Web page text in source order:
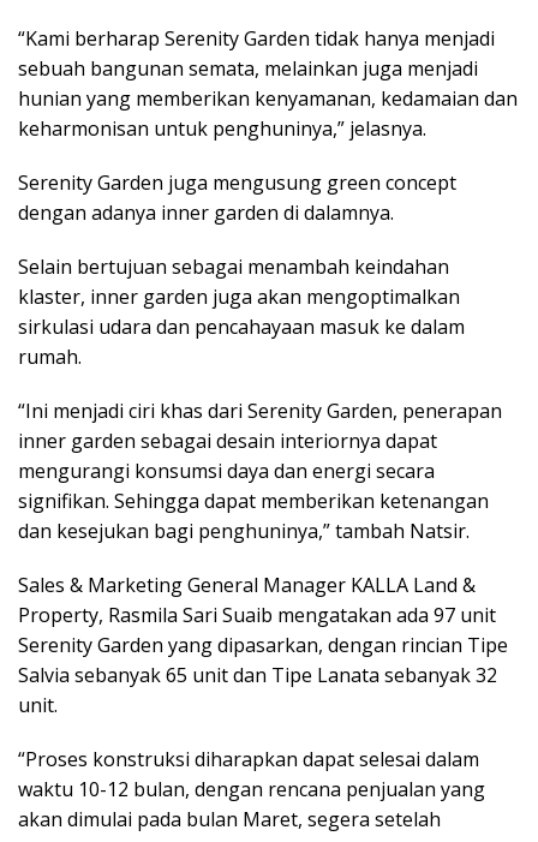
“Kami berharap Serenity Garden tidak hanya menjadi
sebuah bangunan semata, melainkan juga menjadi
hunian yang memberikan kenyamanan, kedamaian dan
keharmonisan untuk penghuninya,” jelasnya.
Serenity Garden juga mengusung green concept
dengan adanya inner garden di dalamnya.
Selain bertujuan sebagai menambah keindahan
klaster, inner garden juga akan mengoptimalkan
sirkulasi udara dan pencahayaan masuk ke dalam
rumah.
“Ini menjadi ciri khas dari Serenity Garden, penerapan
inner garden sebagai desain interiornya dapat
mengurangi konsumsi daya dan energi secara
signifikan. Sehingga dapat memberikan ketenangan
dan kesejukan bagi penghuninya,” tambah Natsir.
Sales & Marketing General Manager KALLA Land &
Property, Rasmila Sari Suaib mengatakan ada 97 unit
Serenity Garden yang dipasarkan, dengan rincian Tipe
Salvia sebanyak 65 unit dan Tipe Lanata sebanyak 32
unit.
“Proses konstruksi diharapkan dapat selesai dalam
waktu 10-12 bulan, dengan rencana penjualan yang
akan dimulai pada bulan Maret, segera setelah